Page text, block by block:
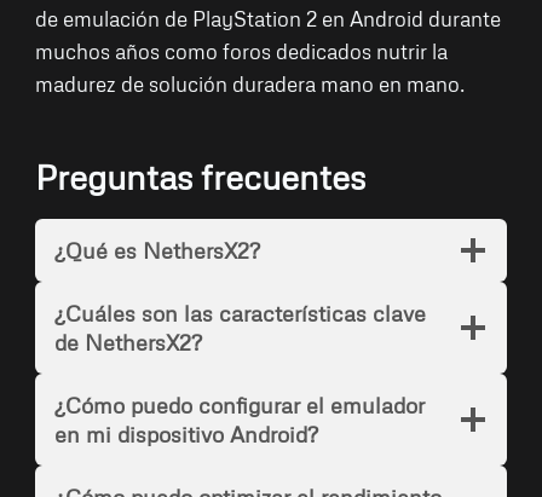
de emulación de PlayStation 2 en Android durante
muchos años como foros dedicados nutrir la
madurez de solución duradera mano en mano.
Preguntas frecuentes
¿Qué es NethersX2?
¿Cuáles son las características clave
de NethersX2?
¿Cómo puedo configurar el emulador
en mi dispositivo Android?